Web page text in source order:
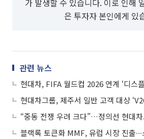
은 투자자 본인에게 있
관련 뉴스
현대차, FIFA 월드컵 2026 연계 ‘디스
현대차그룹, 제주서 일반 고객 대상
블랙록 토큰화 MMF, 유럽 시장 진출